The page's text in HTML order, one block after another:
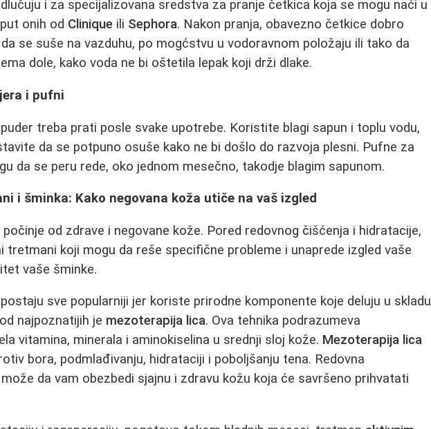
i za specijalizovana sredstva za pranje četkica koja se mogu naći u
onih od Clinique ili Sephora. Nakon pranja, obavezno četkice dobro
se suše na vazduhu, po mogćstvu u vodoravnom položaju ili tako da
dole, kako voda ne bi oštetila lepak koji drži dlake.
i pufni
treba prati posle svake upotrebe. Koristite blagi sapun i toplu vodu,
da se potpuno osuše kako ne bi došlo do razvoja plesni. Pufne za
da se peru rede, oko jednom mesečno, takodje blagim sapunom.
i šminka: Kako negovana koža utiče na vaš izgled
od zdrave i negovane kože. Pored redovnog čišćenja i hidratacije,
tretmani koji mogu da reše specifične probleme i unaprede izgled vaše
vaše šminke.
postaju sve popularniji jer koriste prirodne komponente koje deluju u skladu
najpoznatijih je mezoterapija lica. Ova tehnika podrazumeva
vitamina, minerala i aminokiselina u srednji sloj kože. Mezoterapija lica
bora, podmlađivanju, hidrataciji i poboljšanju tena. Redovna
može da vam obezbedi sjajnu i zdravu kožu koja će savršeno prihvatati